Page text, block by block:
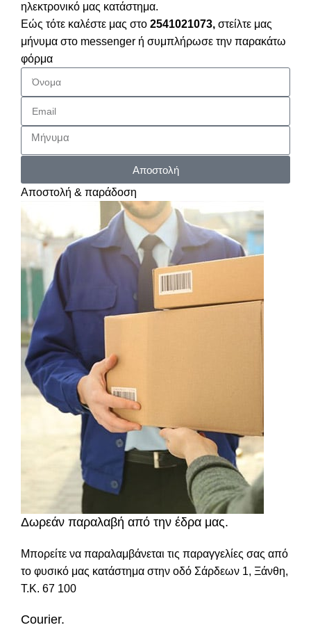
ηλεκτρονικό μας κατάστημα.
Εώς τότε καλέστε μας στο 2541021073, στείλτε μας
μήνυμα στο messenger ή συμπλήρωσε την παρακάτω
φόρμα
Αποστολή
Αποστολή & παράδοση
Δωρεάν παραλαβή από την έδρα μας.
Μπορείτε να παραλαμβάνεται τις παραγγελίες σας από
το φυσικό μας κατάστημα στην οδό Σάρδεων 1, Ξάνθη,
Τ.Κ. 67 100
Courier.